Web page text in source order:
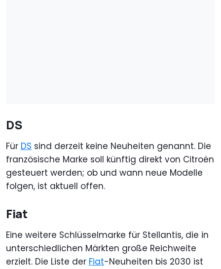
DS
Für DS sind derzeit keine Neuheiten genannt. Die
französische Marke soll künftig direkt von Citroën
gesteuert werden; ob und wann neue Modelle
folgen, ist aktuell offen.
Fiat
Eine weitere Schlüsselmarke für Stellantis, die in
unterschiedlichen Märkten große Reichweite
erzielt. Die Liste der Fiat-Neuheiten bis 2030 ist